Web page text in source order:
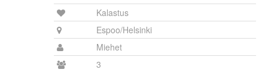
Kalastus
Espoo/Helsinki
Miehet
3